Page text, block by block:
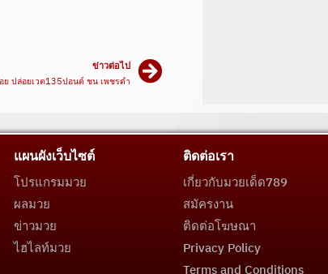
ข่าวต่อไป
ย ปล่อยเวต135ปอนด์ ชน เพชรดำ
แผนผังเว็บไซต์
โปรแกรมมวย
ผลมวย
ข่าวมวย
ไฮไลท์มวย
ติดต่อเรา
เกี่ยวกับมวยเด็ด789
สมัครงาน
ติดต่อโฆษณา
Privacy Policy